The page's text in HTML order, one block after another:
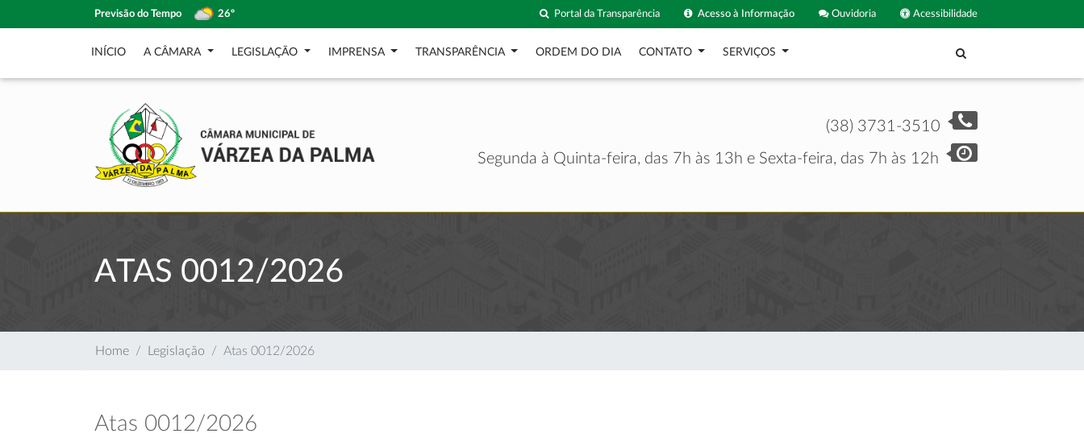
Previsão do Tempo 26º Acessibilidade
Ouvidoria
Acesso à Informação
Portal da Transparência
INÍCIO A CÂMARA LEGISLAÇÃO IMPRENSA TRANSPARÊNCIA ORDEM DO DIA CONTATO SERVIÇOS
(38) 3731-3510
Segunda à Quinta-feira, das 7h às 13h e Sexta-feira, das 7h às 12h
ATAS 0012/2026
Home Legislação Atas 0012/2026
Atas 0012/2026